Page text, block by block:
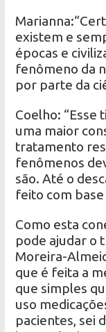
existem e
épocas e
fenômeno da
por parte da
Coelho:
uma maior
tratamento
fenômenos
são. Até o
feito com
Como esta
pode ajudar o
Moreira-
que é feita a
que simples
uso
pacientes, sei